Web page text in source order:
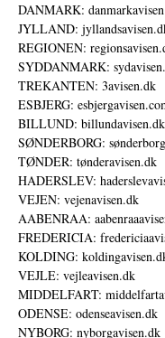
DANMARK:
JYLLAND:
REGIONEN:
SYDDANMARK:
TREKANTEN: 3avisen.dk
ESBJERG:
BILLUND: billundavisen.dk
SØNDERBORG:
TØNDER: tønderavisen.dk
HADERSLEV:
VEJEN: vejenavisen.dk
AABENRAA:
FREDERICIA:
KOLDING:
VEJLE: vejleavisen.dk
MIDDELFART:
ODENSE: odenseavisen.dk
NYBORG: nyborgavisen.dk